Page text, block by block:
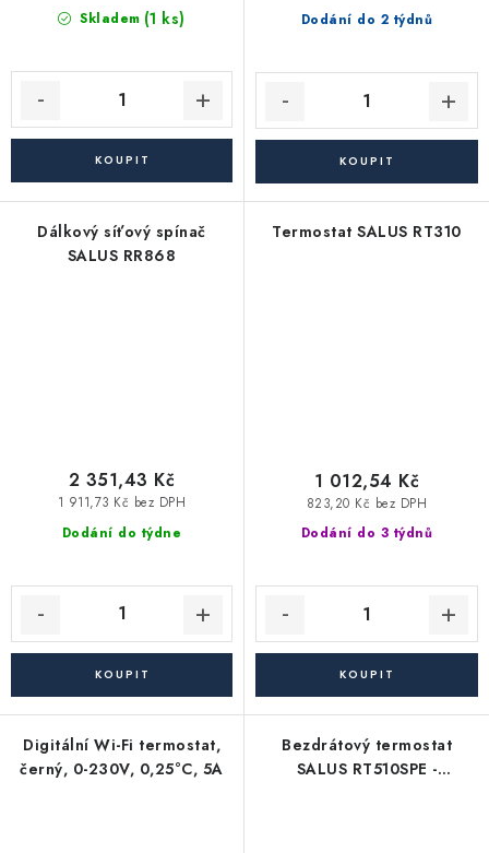
Skladem (1 ks) Dodání do 2 týdnů
Dálkový síťový spínač
SALUS RR868
Dodání do týdne
1 911,73 Kč bez DPH
2 351,43 Kč
Termostat SALUS RT310
Dodání do 3 týdnů
823,20 Kč bez DPH
1 012,54 Kč
Digitální Wi-Fi termostat,
černý, 0-230V, 0,25°C, 5A
Bezdrátový termostat
SALUS RT510SPE -